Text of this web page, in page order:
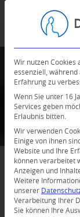
Wir nutzen Cookies
essenziell, während
Erfahrung zu
Wenn Sie unter 16
Services geben
Erlaubnis bitten.
Wir verwenden
Einige von ihnen
Website und Ihre
können verarbeitet
Anzeigen und
Weitere
unserer
Verarbeitung Ihrer
Sie können Ihre